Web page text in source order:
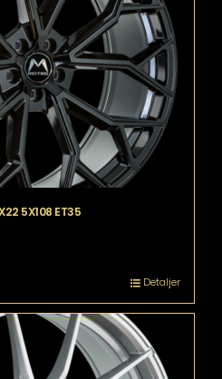
5X108 ET35
Detaljer